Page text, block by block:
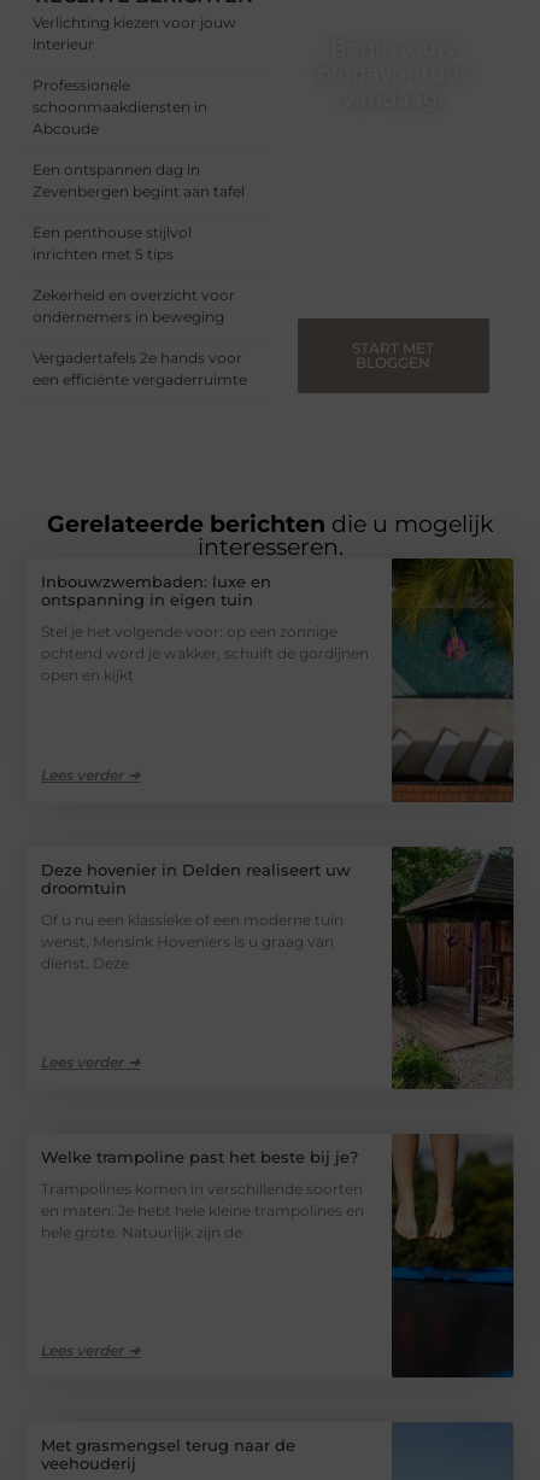
Verlichting kiezen voor jouw
interieur
Professionele
schoonmaakdiensten in
Abcoude
Een ontspannen dag in
Zevenbergen begint aan tafel
Een penthouse stijlvol
inrichten met 5 tips
Zekerheid en overzicht voor
ondernemers in beweging
Vergadertafels 2e hands voor
een efficiënte vergaderruimte
START MET
BLOGGEN
Gerelateerde berichten die u mogelijk
interesseren.
Inbouwzwembaden: luxe en
ontspanning in eigen tuin
Stel je het volgende voor: op een zonnige
ochtend word je wakker, schuift de gordijnen
open en kijkt
Lees verder ➜
Deze hovenier in Delden realiseert uw
droomtuin
Of u nu een klassieke of een moderne tuin
wenst, Mensink Hoveniers is u graag van
dienst. Deze
Lees verder ➜
Welke trampoline past het beste bij je?
Trampolines komen in verschillende soorten
en maten. Je hebt hele kleine trampolines en
hele grote. Natuurlijk zijn de
Lees verder ➜
Met grasmengsel terug naar de
veehouderij